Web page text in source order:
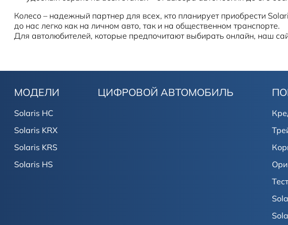
Колесо – надежный партнер для всех, кто планирует приобрести
до нас легко как на личном авто, так и на общественном транспорте.
Для автолюбителей, которые предпочитают выбирать онлайн, наш
МОДЕЛИ
Solaris HC
Solaris KRX
Solaris KRS
Solaris HS
ЦИФРОВОЙ АВТОМОБИЛЬ